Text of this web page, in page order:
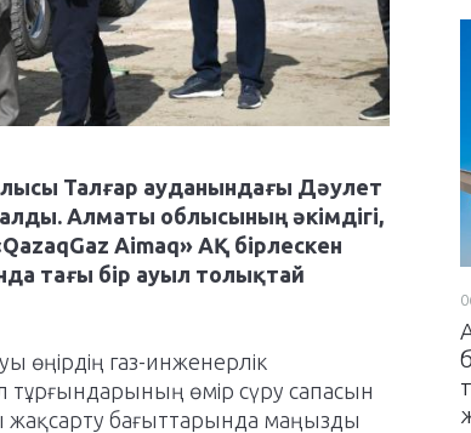
Талғар ауданындағы Дәулет
Алматы облысының әкімдігі,
Aimaq» АҚ бірлескен
тағы бір ауыл толықтай
өңірдің газ-инженерлік
өмір сүру сапасын
бағыттарында маңызды